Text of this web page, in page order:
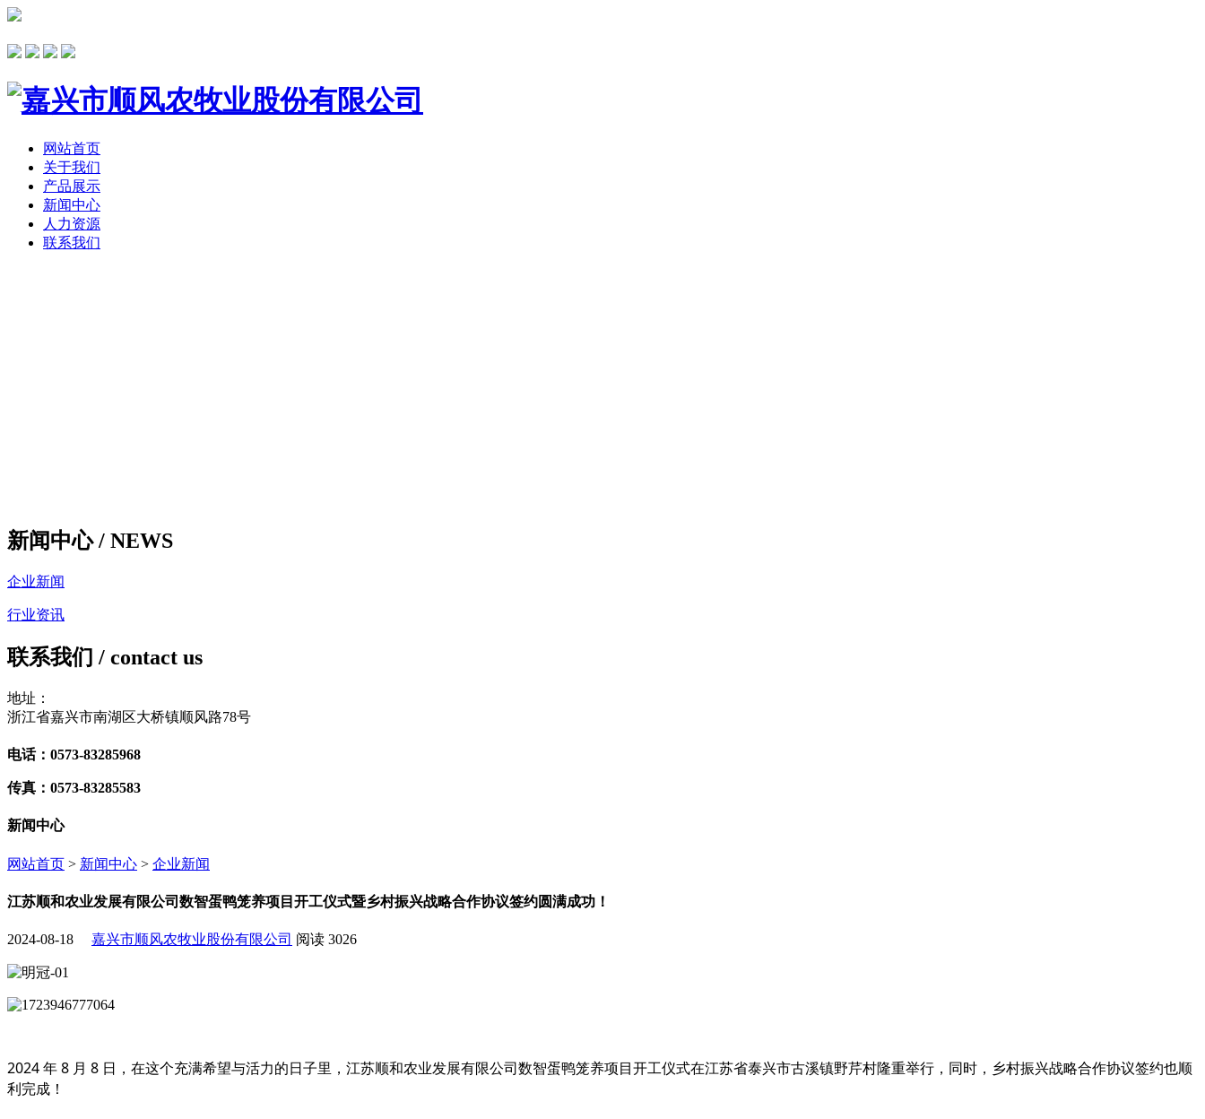
网站首页
关于我们
产品展示
新闻中心
人力资源
联系我们
新闻中心 / NEWS
企业新闻
行业资讯
联系我们 / contact us
地址：
浙江省嘉兴市南湖区大桥镇顺风路78号
电话：0573-83285968
传真：0573-83285583
新闻中心
网站首页 > 新闻中心 > 企业新闻
江苏顺和农业发展有限公司数智蛋鸭笼养项目开工仪式暨乡村振兴战略合作协议签约圆满成功！
2024-08-18 嘉兴市顺风农牧业股份有限公司 阅读 3026
2024 年 8 月 8 日，在这个充满希望与活力的日子里，江苏顺和农业发展有限公司数智蛋鸭笼养项目开工仪式在江苏省泰兴市古溪镇野芹村隆重举行，同时，乡村振兴战略合作协议签约也顺
利完成！